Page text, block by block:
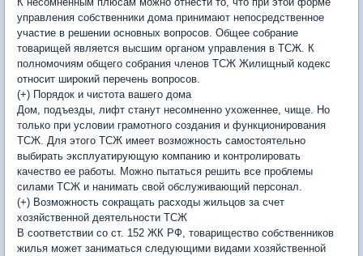
управления собственники дома принимают непосредственное
участие в решении основных вопросов. Общее собрание
товарищей является высшим органом управления в ТСЖ. К
полномочиям общего собрания членов ТСЖ Жилищный кодекс
относит широкий перечень вопросов.
(+) Порядок и чистота вашего дома
Дом, подъезды, лифт станут несомненно ухоженнее, чище. Но
только при условии грамотного создания и функционирования
ТСЖ. Для этого ТСЖ имеет возможность самостоятельно
выбирать эксплуатирующую компанию и контролировать
качество ее работы. Можно пытаться решить все проблемы
силами ТСЖ и нанимать свой обслуживающий персонал.
(+) Возможность сокращать расходы жильцов за счет
хозяйственной деятельности ТСЖ
В соответствии со ст. 152 ЖК РФ, товарищество собственников
жилья может заниматься следующими видами хозяйственной